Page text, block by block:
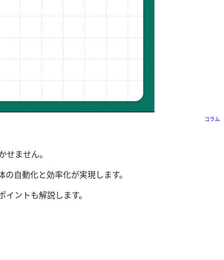
コラム
ません。
自動化と効率化が実現します。
ントも解説します。